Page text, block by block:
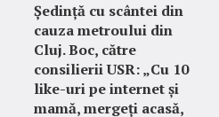
Ședință cu scântei din
cauza metroului din
Cluj. Boc, către
consilierii USR: „Cu 10
like-uri pe internet și
mamă, mergeți acasă,